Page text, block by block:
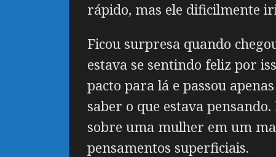
rápido, mas ele dificilmente
Ficou surpresa quando
estava se sentindo feliz por
pacto para lá e passou
saber o que estava
sobre uma mulher em um
pensamentos superficiais.